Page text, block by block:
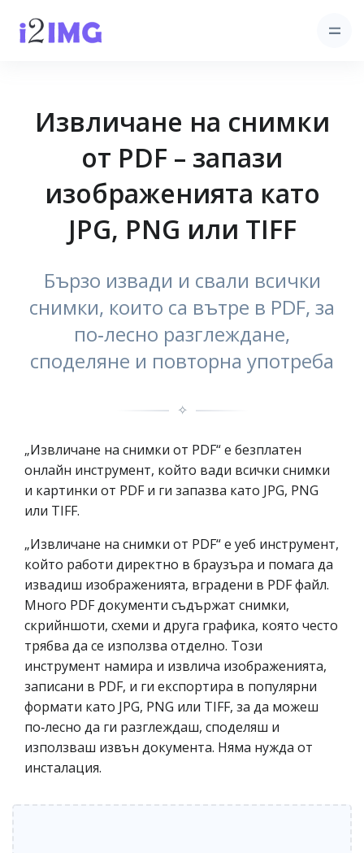
Извличане на снимки
от PDF – запази
изображенията като
JPG, PNG или TIFF
Бързо извади и свали всички
снимки, които са вътре в PDF, за
по‑лесно разглеждане,
споделяне и повторна употреба
✧
„Извличане на снимки от PDF“ е безплатен
онлайн инструмент, който вади всички снимки
и картинки от PDF и ги запазва като JPG, PNG
или TIFF.
„Извличане на снимки от PDF“ е уеб инструмент,
който работи директно в браузъра и помага да
извадиш изображенията, вградени в PDF файл.
Много PDF документи съдържат снимки,
скрийншоти, схеми и друга графика, която често
трябва да се използва отделно. Този
инструмент намира и извлича изображенията,
записани в PDF, и ги експортира в популярни
формати като JPG, PNG или TIFF, за да можеш
по‑лесно да ги разглеждаш, споделяш и
използваш извън документа. Няма нужда от
инсталация.